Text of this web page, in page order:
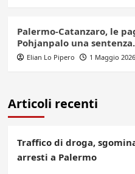
Palermo-Catanzaro, le
Pohjanpalo una
Elian Lo Pipero 1 Maggio 2026
Articoli recenti
Traffico di droga,
arresti a Palermo